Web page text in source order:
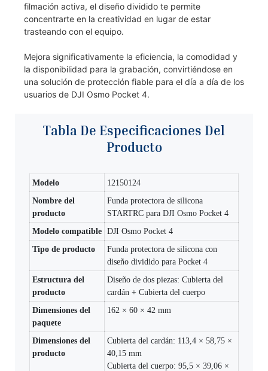
filmación activa, el diseño dividido te permite
concentrarte en la creatividad en lugar de estar
trasteando con el equipo.
Mejora significativamente la eficiencia, la comodidad y
la disponibilidad para la grabación, convirtiéndose en
una solución de protección fiable para el día a día de los
usuarios de DJI Osmo Pocket 4.
Tabla De Especificaciones Del
Producto
Modelo
12150124
Nombre del
producto
Funda protectora de silicona
STARTRC para DJI Osmo Pocket 4
Modelo compatible
DJI Osmo Pocket 4
Tipo de producto
Funda protectora de silicona con
diseño dividido para Pocket 4
Estructura del
producto
Diseño de dos piezas: Cubierta del
cardán + Cubierta del cuerpo
Dimensiones del
paquete
162 × 60 × 42 mm
Dimensiones del
producto
Cubierta del cardán: 113,4 × 58,75 ×
40,15 mm
Cubierta del cuerpo: 95,5 × 39,06 ×